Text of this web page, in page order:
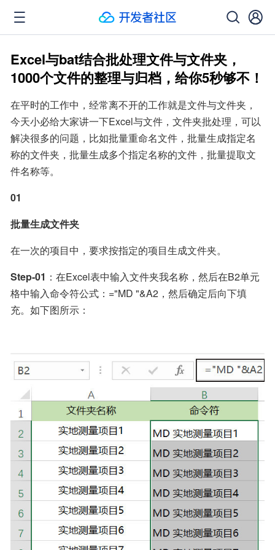
Excel与bat结合批处理文件与文件夹，
1000个文件的整理与归档，给你5秒够不！
在平时的工作中，经常离不开的工作就是文件与文件夹，
今天小必给大家讲一下Excel与文件，文件夹批处理，可以
解决很多的问题，比如批量重命名文件，批量生成指定名
称的文件夹，批量生成多个指定名称的文件，批量提取文
件名称等。
01
批量生成文件夹
在一次的项目中，要求按指定的项目生成文件夹。
Step-01 ：在Excel表中输入文件夹我名称，然后在B2单元
格中输入命令符公式：="MD "&A2，然后确定后向下填
充。如下图所示：